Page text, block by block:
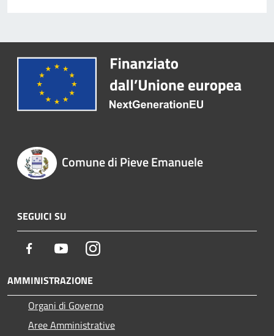
Comune di Pieve Emanuele
SEGUICI SU
Facebook YoutubeInstagram
AMMINISTRAZIONE
Organi di Governo
Aree Amministrative